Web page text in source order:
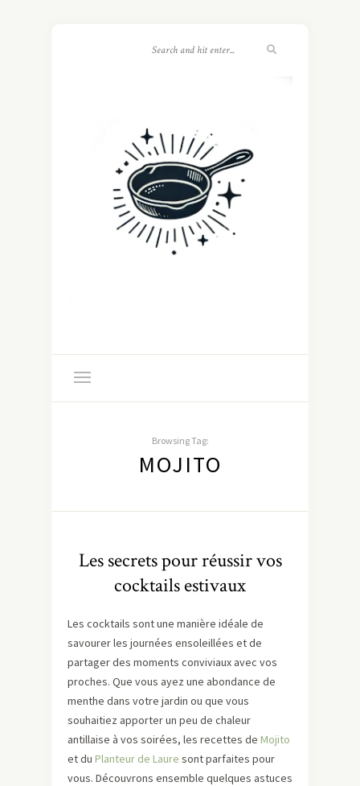
Browsing Tag:
MOJITO
Les secrets pour réussir vos
cocktails estivaux
Les cocktails sont une manière idéale de
savourer les journées ensoleillées et de
partager des moments conviviaux avec vos
proches. Que vous ayez une abondance de
menthe dans votre jardin ou que vous
souhaitiez apporter un peu de chaleur
antillaise à vos soirées, les recettes de Mojito
et du Planteur de Laure sont parfaites pour
vous. Découvrons ensemble quelques astuces